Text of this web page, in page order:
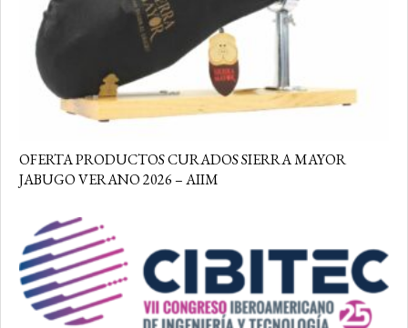
OFERTA PRODUCTOS CURADOS SIERRA MAYOR
JABUGO VERANO 2026 – AIIM